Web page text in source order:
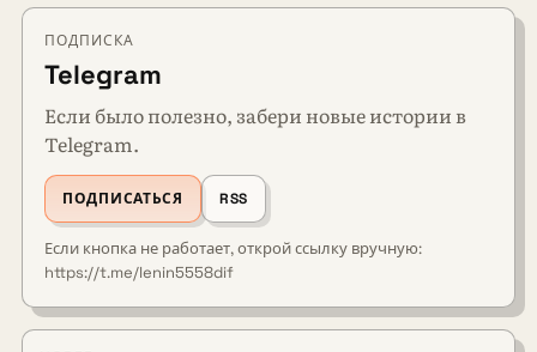
ПОДПИСКА
Telegram
Если было полезно, забери новые истории в
Telegram.
ПОДПИСАТЬСЯ RSS
Если кнопка не работает, открой ссылку вручную:
https://t.me/lenin5558dif